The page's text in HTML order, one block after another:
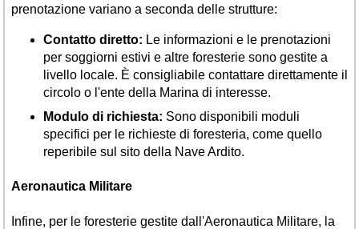
prenotazione variano a seconda delle strutture:
Contatto diretto: Le informazioni e le prenotazioni
per soggiorni estivi e altre foresterie sono gestite a
livello locale. È consigliabile contattare direttamente il
circolo o l'ente della Marina di interesse.
Modulo di richiesta: Sono disponibili moduli
specifici per le richieste di foresteria, come quello
reperibile sul sito della Nave Ardito.
Aeronautica Militare
Infine, per le foresterie gestite dall'Aeronautica Militare, la